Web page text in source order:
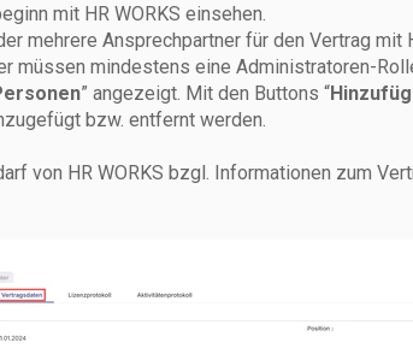
mit HR WORKS einsehen.
mehrere Ansprechpartner für den Vertrag mit
müssen mindestens eine Administratoren-
” angezeigt. Mit den Buttons “
bzw. entfernt werden.
von HR WORKS bzgl. Informationen zum